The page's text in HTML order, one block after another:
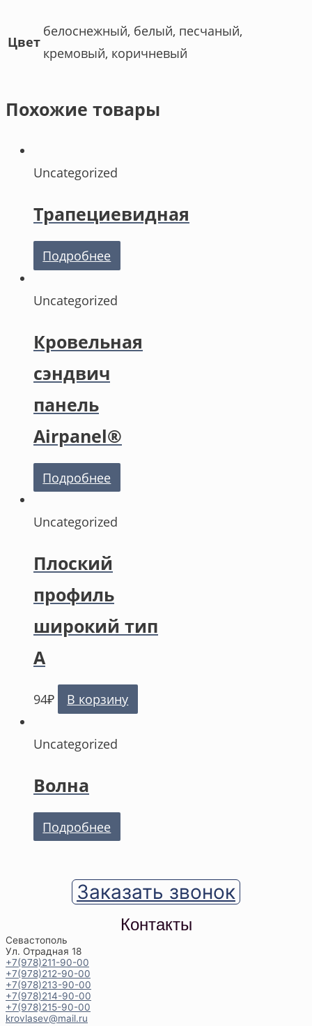
Цвет
белоснежный, белый, песчаный,
кремовый, коричневый
Похожие товары
Uncategorized
Трапециевидная
Подробнее
Uncategorized
Кровельная
сэндвич
панель
Airpanel®
Подробнее
Uncategorized
Плоский
профиль
широкий тип
А
94₽ В корзину
Uncategorized
Волна
Подробнее
Заказать звонок
Контакты
Севастополь
Ул. Отрадная 18
+7(978)211-90-00
+7(978)212-90-00
+7(978)213-90-00
+7(978)214-90-00
+7(978)215-90-00
krovlasev@mail.ru